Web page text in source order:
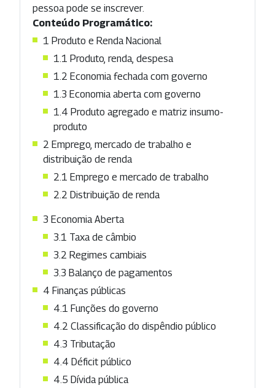
pessoa pode se inscrever.
Conteúdo Programático:
1 Produto e Renda Nacional
1.1 Produto, renda, despesa
1.2 Economia fechada com governo
1.3 Economia aberta com governo
1.4 Produto agregado e matriz insumo-
produto
2 Emprego, mercado de trabalho e
distribuição de renda
2.1 Emprego e mercado de trabalho
2.2 Distribuição de renda
3 Economia Aberta
3.1 Taxa de câmbio
3.2 Regimes cambiais
3.3 Balanço de pagamentos
4 Finanças públicas
4.1 Funções do governo
4.2 Classificação do dispêndio público
4.3 Tributação
4.4 Déficit público
4.5 Dívida pública